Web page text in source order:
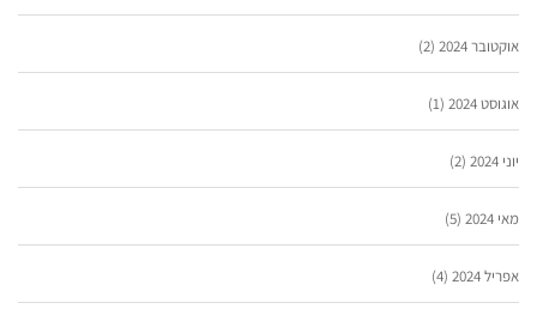
אוקטובר 2024 (2)
אוגוסט 2024 (1)
יוני 2024 (2)
מאי 2024 (5)
אפריל 2024 (4)